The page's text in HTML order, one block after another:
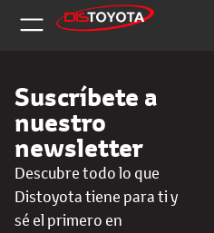
Suscríbete a
nuestro
newsletter
Descubre todo lo que
Distoyota tiene para ti y
sé el primero en